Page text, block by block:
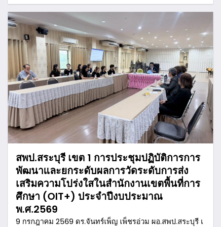
สพป.สระบุรี เขต 1 การประชุมปฏิบัติการการ
พัฒนาและยกระดับผลการวัดระดับการส่ง
เสริมความโปร่งใสในสำนักงานเขตพื้นที่การ
ศึกษา (OIT+) ประจำปีงบประมาณ
พ.ศ.2569
9 กรกฎาคม 2569 ดร.จันทร์เพ็ญ เพ็ชรอ่วม ผอ.สพป.สระบุรี เ